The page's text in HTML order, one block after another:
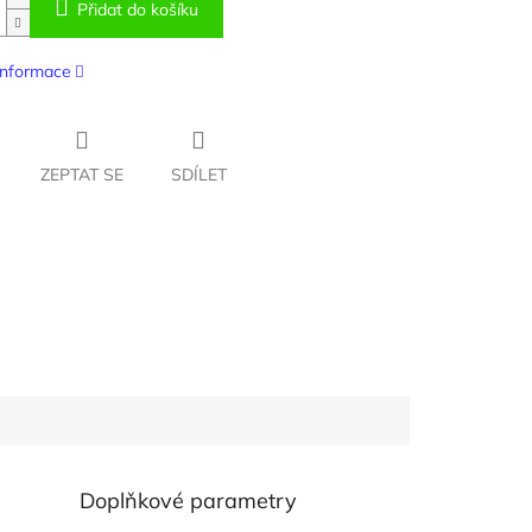
Přidat do košíku
ZEPTAT SE SDÍLET
Doplňkové parametry